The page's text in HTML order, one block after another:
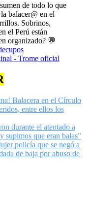
de todo lo que
balacer@ en el
Sobrinos,
el Perú están
organizado? 💬
- Trome oficial
Balacera en el Círculo
entre ellos los
durante el atentado a
supimos que eran balas”
policía que se negó a
de baja por abuso de